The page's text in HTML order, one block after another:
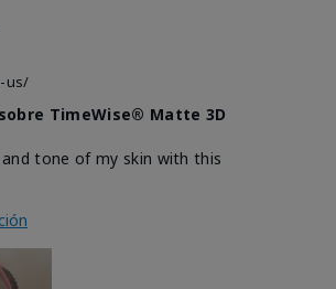
us/
TimeWise® Matte 3D
tone of my skin with this